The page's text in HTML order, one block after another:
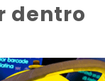
dentro